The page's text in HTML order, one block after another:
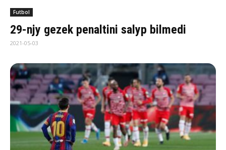
Futbol
29-njy gezek penaltini salyp bilmedi
2021-05-03